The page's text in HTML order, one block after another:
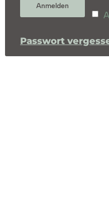
Anmelden
Passwort